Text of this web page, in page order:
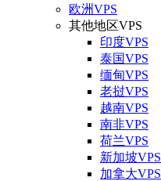
欧洲VPS
其他地区VPS
印度VPS
泰国VPS
缅甸VPS
老挝VPS
越南VPS
南非VPS
荷兰VPS
新加坡VPS
加拿大VPS